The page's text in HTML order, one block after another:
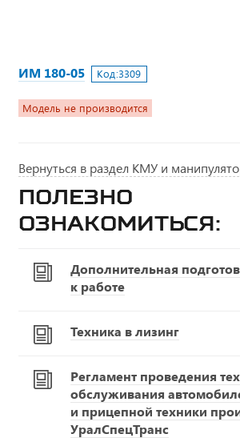
ИМ 180-05 Код:3309
Модель не производится
Вернуться в раздел КМУ и
Полезно
ознакомиться:
Дополнительная
к работе
Техника в лизинг
Регламент проведения
обслуживания
и прицепной техники
УралСпецТранс